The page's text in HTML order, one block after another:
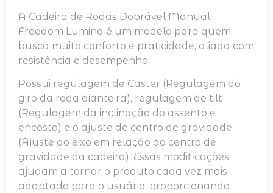
A Cadeira de Rodas Dobrável Manual
Freedom Lumina é um modelo para quem
busca muito conforto e praticidade, aliada com
resistência e desempenho.
Possui regulagem de Caster (Regulagem do
giro da roda dianteira), regulagem de tilt
(Regulagem da inclinação do assento e
encosto) e o ajuste de centro de gravidade
(Ajuste do eixo em relação ao centro de
gravidade da cadeira). Essas modificações,
ajudam a tornar o produto cada vez mais
adaptado para o usuário, proporcionando